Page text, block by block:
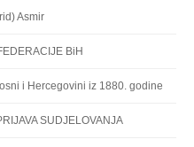
Asmir
BiH
i Hercegovini iz 1880. godine
SUDJELOVANJA